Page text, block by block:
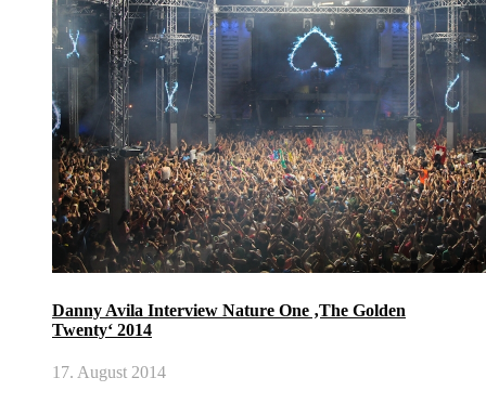
Danny Avila Interview Nature One ‚The Golden
Twenty‘ 2014
17. August 2014